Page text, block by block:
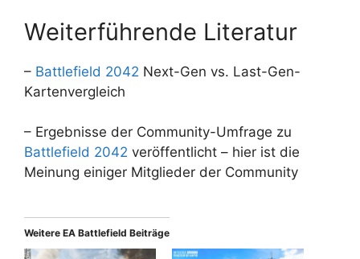
Weiterführende Literatur
– Battlefield 2042 Next-Gen vs. Last-Gen-
Kartenvergleich
– Ergebnisse der Community-Umfrage zu
Battlefield 2042 veröffentlicht – hier ist die
Meinung einiger Mitglieder der Community
Weitere EA Battlefield Beiträge